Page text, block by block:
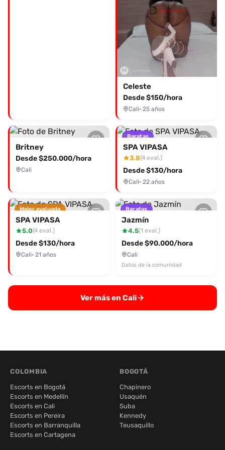
Celeste
Desde $150/hora
Cali· 25 años
Britney
Desde $250.000/hora
Cali
Baratas
SPA VIPASA
3.8(4 eval.)
Desde $130/hora
Cali· 22 años
Mejor evaluada
SPA VIPASA
5.0(4 eval.)
Desde $130/hora
Cali· 21 años
Baratas
Jazmín
4.5(1 eval.)
Desde $90.000/hora
Cali
Datos de la comunidad
Ver más en Cali
COLOMBIA
Escorts en Bogotá
Escorts en Medellín
Escorts en Cali
Escorts en Pereira
Escorts en Barranquilla
Escorts en Cartagena
BOGOTÁ
Chapinero
Usaquén
Suba
Kennedy
Teusaquillo